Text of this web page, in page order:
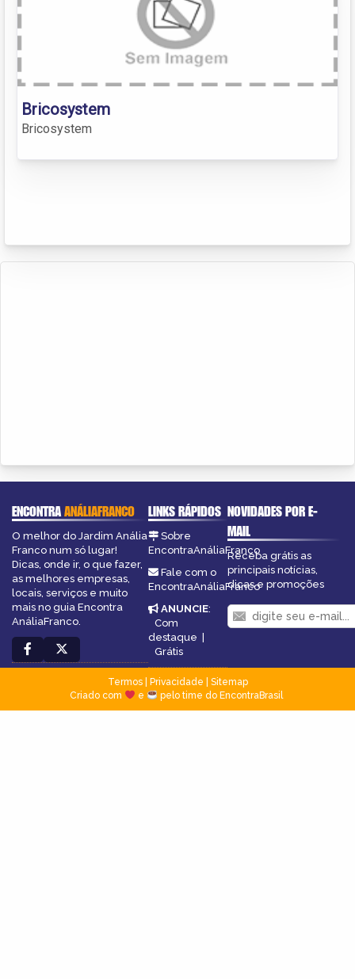
Bricosystem
Bricosystem
ENCONTRAANÁLIAFRANCO
O melhor do Jardim Anália
Franco num só lugar!
Dicas, onde ir, o que fazer,
as melhores empresas,
locais, serviços e muito
mais no guia Encontra
AnáliaFranco.
LINKS RÁPIDOS
Sobre
EncontraAnáliaFranco
Fale com o
EncontraAnáliaFranco
ANUNCIE:
Com
destaque |
Grátis
NOVIDADES POR E-
MAIL
Receba grátis as
principais notícias,
dicas e promoções
Termos| Privacidade
Sitemap
Criado com
e pelo time do EncontraBrasil